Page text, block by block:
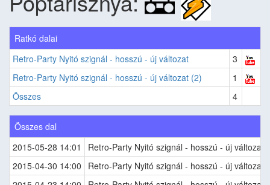
Ratkó dalai
Retro-Party Nyitó szignál - hosszú - új változat
3
Retro-Party Nyitó szignál - hosszú - új változat (2)
1
Összes
4
Összes dal
2015-05-28 14:01
Retro-Party Nyitó szignál - hosszú - új változat
2015-04-30 14:00
Retro-Party Nyitó szignál - hosszú - új változat